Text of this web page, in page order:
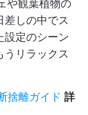
や観葉植物の
差しの中でス
設定のシーン
うリラックス
捨離ガイド 詳